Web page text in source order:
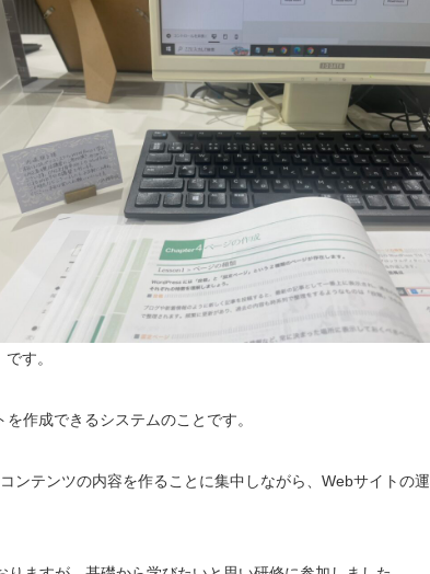
す。
作成できるシステムのことです。
ンテンツの内容を作ることに集中しながら、Webサイトの